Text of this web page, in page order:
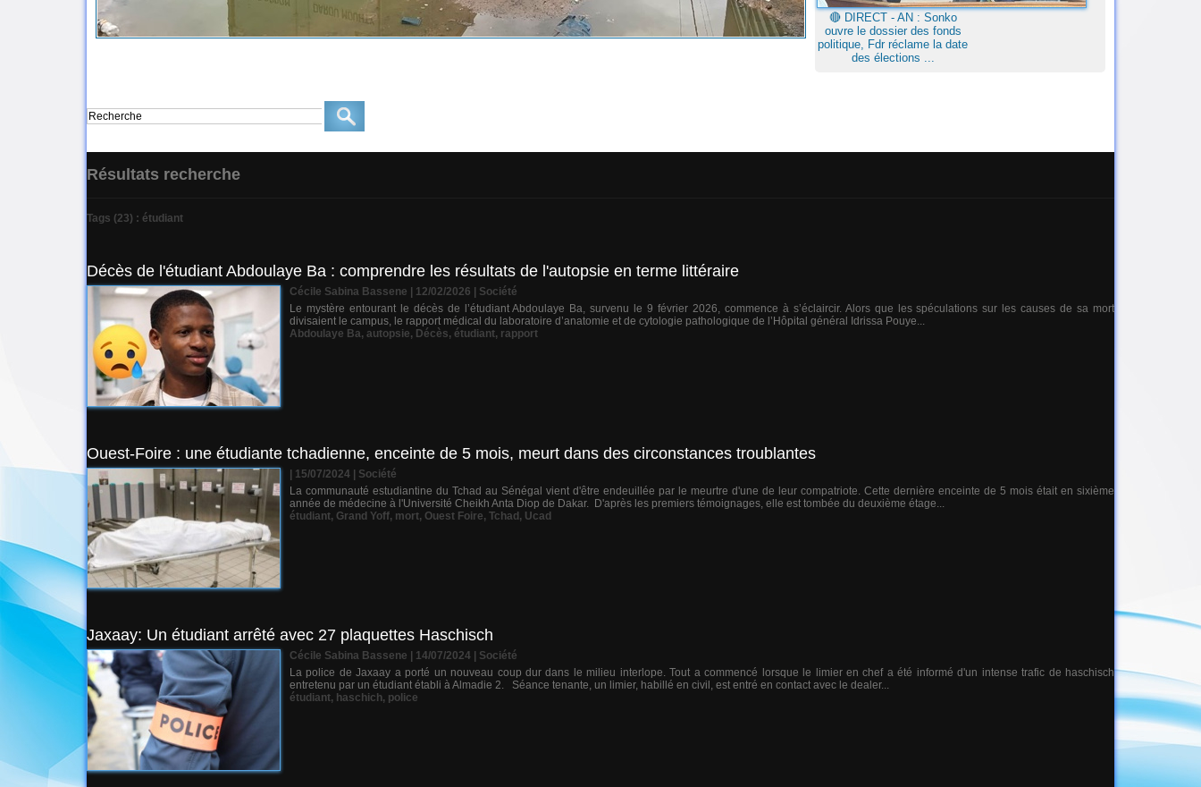
🔴​ DIRECT - AN : Sonko
ouvre le dossier des fonds
politique, Fdr réclame la date
des élections ...
Résultats recherche
Tags (23) : étudiant
Décès de l'étudiant Abdoulaye Ba : comprendre les résultats de l'autopsie en terme littéraire
Cécile Sabina Bassene | 12/02/2026
Société
Le mystère entourant le décès de l’étudiant Abdoulaye Ba, survenu le 9 février 2026, commence à s’éclaircir. Alors que les spéculations sur les causes de sa mort
divisaient le campus, le rapport médical du laboratoire d’anatomie et de cytologie pathologique de l’Hôpital général Idrissa Pouye...
Abdoulaye Ba, autopsie, Décès, étudiant, rapport
Ouest-Foire : une étudiante tchadienne, enceinte de 5 mois, meurt dans des circonstances troublantes
| 15/07/2024
Société
La communauté estudiantine du Tchad au Sénégal vient d'être endeuillée par le meurtre d'une de leur compatriote. Cette dernière enceinte de 5 mois était en sixième
année de médecine à l'Université Cheikh Anta Diop de Dakar. D'après les premiers témoignages, elle est tombée du deuxième étage...
étudiant, Grand Yoff, mort, Ouest Foire, Tchad , Ucad
Jaxaay: Un étudiant arrêté avec 27 plaquettes Haschisch
Cécile Sabina Bassene | 14/07/2024
Société
La police de Jaxaay a porté un nouveau coup dur dans le milieu interlope. Tout a commencé lorsque le limier en chef a été informé d'un intense trafic de haschisch
entretenu par un étudiant établi à Almadie 2. Séance tenante, un limier, habillé en civil, est entré en contact avec le dealer...
étudiant, haschich, police